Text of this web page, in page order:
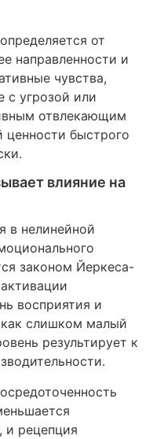
от
направленности и
чувства,
с угрозой или
отвлекающим
быстрого
влияние на
в нелинейной
законом Йеркеса-
восприятия и
как слишком малый
результирует к
и рецепция